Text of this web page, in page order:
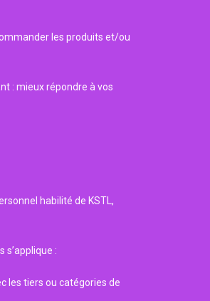
les produits et/ou
: mieux répondre à vos
habilité de KSTL,
s’applique :
les tiers ou catégories de